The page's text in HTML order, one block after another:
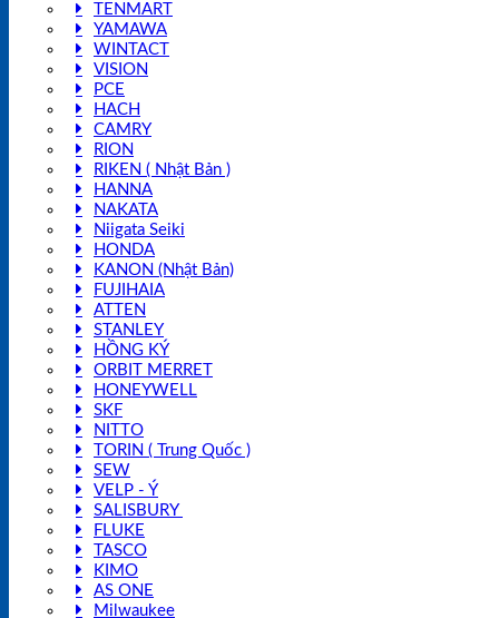
TENMART
YAMAWA
WINTACT
VISION
PCE
HACH
CAMRY
RION
RIKEN ( Nhật Bản )
HANNA
NAKATA
Niigata Seiki
HONDA
KANON (Nhật Bản)
FUJIHAIA
ATTEN
STANLEY
HỒNG KÝ
ORBIT MERRET
HONEYWELL
SKF
NITTO
TORIN ( Trung Quốc )
SEW
VELP - Ý
SALISBURY
FLUKE
TASCO
KIMO
AS ONE
Milwaukee